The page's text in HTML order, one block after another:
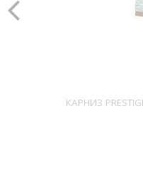
КАРНИЗ